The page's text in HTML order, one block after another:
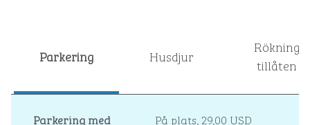
Parkering Husdjur
Rökning
tillåten
Parkering med
På plats, 29,00 USD